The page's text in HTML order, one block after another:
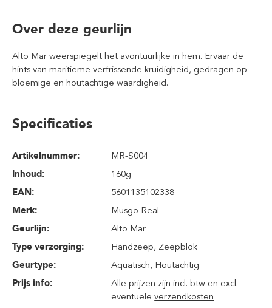
Over deze geurlijn
Alto Mar weerspiegelt het avontuurlijke in hem. Ervaar de
hints van maritieme verfrissende kruidigheid, gedragen op
bloemige en houtachtige waardigheid.
Specificaties
Artikelnummer:
MR-S004
Inhoud:
160g
EAN:
5601135102338
Merk:
Musgo Real
Geurlijn:
Alto Mar
Type verzorging:
Handzeep, Zeepblok
Geurtype:
Aquatisch, Houtachtig
Prijs info:
Alle prijzen zijn incl. btw en excl.
eventueleverzendkosten